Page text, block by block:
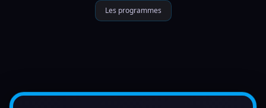
Les programmes